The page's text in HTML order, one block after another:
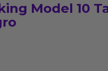
Model 10